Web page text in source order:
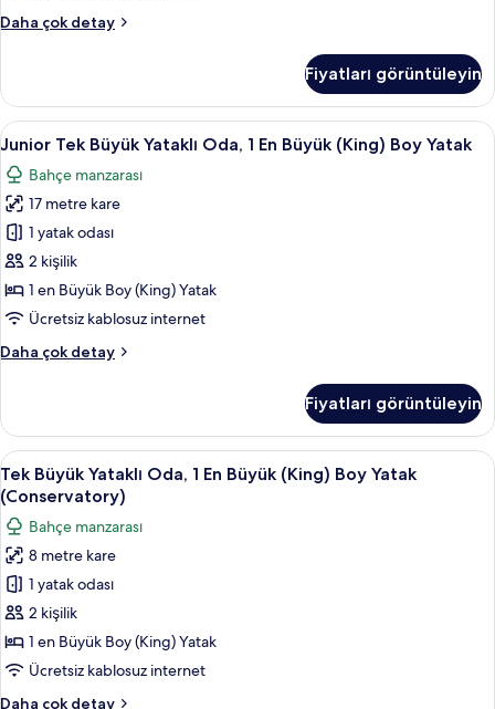
tüm
Daha çok detay
Tek
1
Çift
Kişilik
hakkında
daha
fazla
detay
Fiyatları görüntüleyin
Junior
Tek
Büyük
Yataklı
Oda,
1
En
Büyük
Boy
tüm
fotoğrafları
görün
Junior Tek Büyük Yataklı Oda, 1 En
2
Junior Tek Büyük Yataklı Oda, 1 En Büyük (King) Boy Yatak
Bahçe manzarası
17 metre kare
1 yatak odası
2 kişilik
1 en Büyük Boy (King) Yatak
Ücretsiz kablosuz internet
Daha çok detay
Junior
Oda,
En
Büyük
(King)
Boy
Yatak
hakkında
daha
fazla
Fiyatları görüntüleyin
Tek
Büyük
Yataklı
Oda,
1
En
Büyük
(King)
Boy
Tek Büyük Yataklı Oda, 1 En Büyük
1
Tek Büyük Yataklı Oda, 1 En Büyük (King) Boy Yatak
(Conservatory)
Bahçe manzarası
8 metre kare
1 yatak odası
2 kişilik
1 en Büyük Boy (King) Yatak
Ücretsiz kablosuz internet
Daha çok detay
Tek